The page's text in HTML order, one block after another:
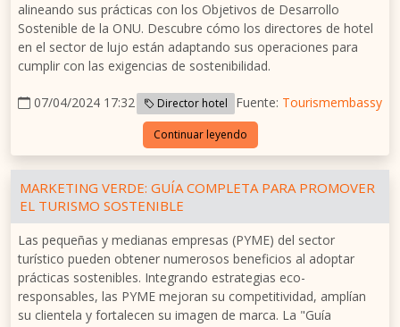
alineando sus prácticas con los Objetivos de Desarrollo
Sostenible de la ONU. Descubre cómo los directores de hotel
en el sector de lujo están adaptando sus operaciones para
cumplir con las exigencias de sostenibilidad.
07/04/2024 17:32 Director hotel Fuente: Tourismembassy
Continuar leyendo
MARKETING VERDE: GUÍA COMPLETA PARA PROMOVER
EL TURISMO SOSTENIBLE
Las pequeñas y medianas empresas (PYME) del sector
turístico pueden obtener numerosos beneficios al adoptar
prácticas sostenibles. Integrando estrategias eco-
responsables, las PYME mejoran su competitividad, amplían
su clientela y fortalecen su imagen de marca. La "Guía